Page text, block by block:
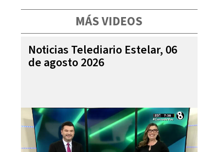
MÁS VIDEOS
Noticias Telediario Estelar, 06
de agosto 2026